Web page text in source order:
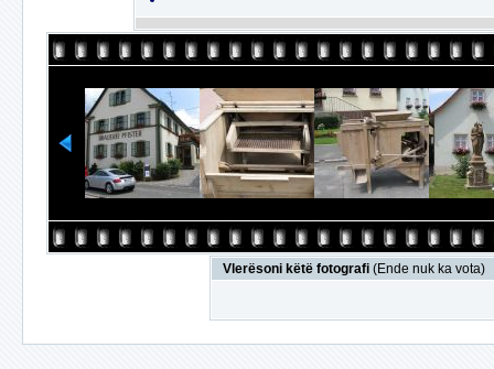
Vlerësoni këtë fotografi (Ende nuk ka vota)